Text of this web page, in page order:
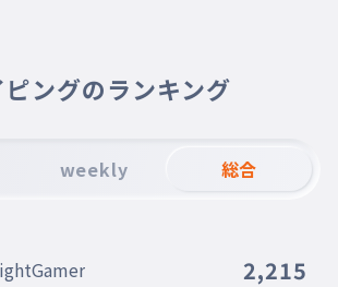
ングのランキング
weekly 総合
2,215